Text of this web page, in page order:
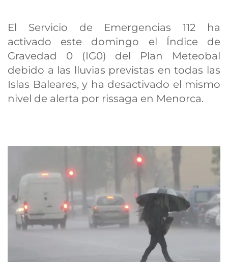
El Servicio de Emergencias 112 ha
activado este domingo el Índice de
Gravedad 0 (IG0) del Plan Meteobal
debido a las lluvias previstas en todas las
Islas Baleares, y ha desactivado el mismo
nivel de alerta por rissaga en Menorca.